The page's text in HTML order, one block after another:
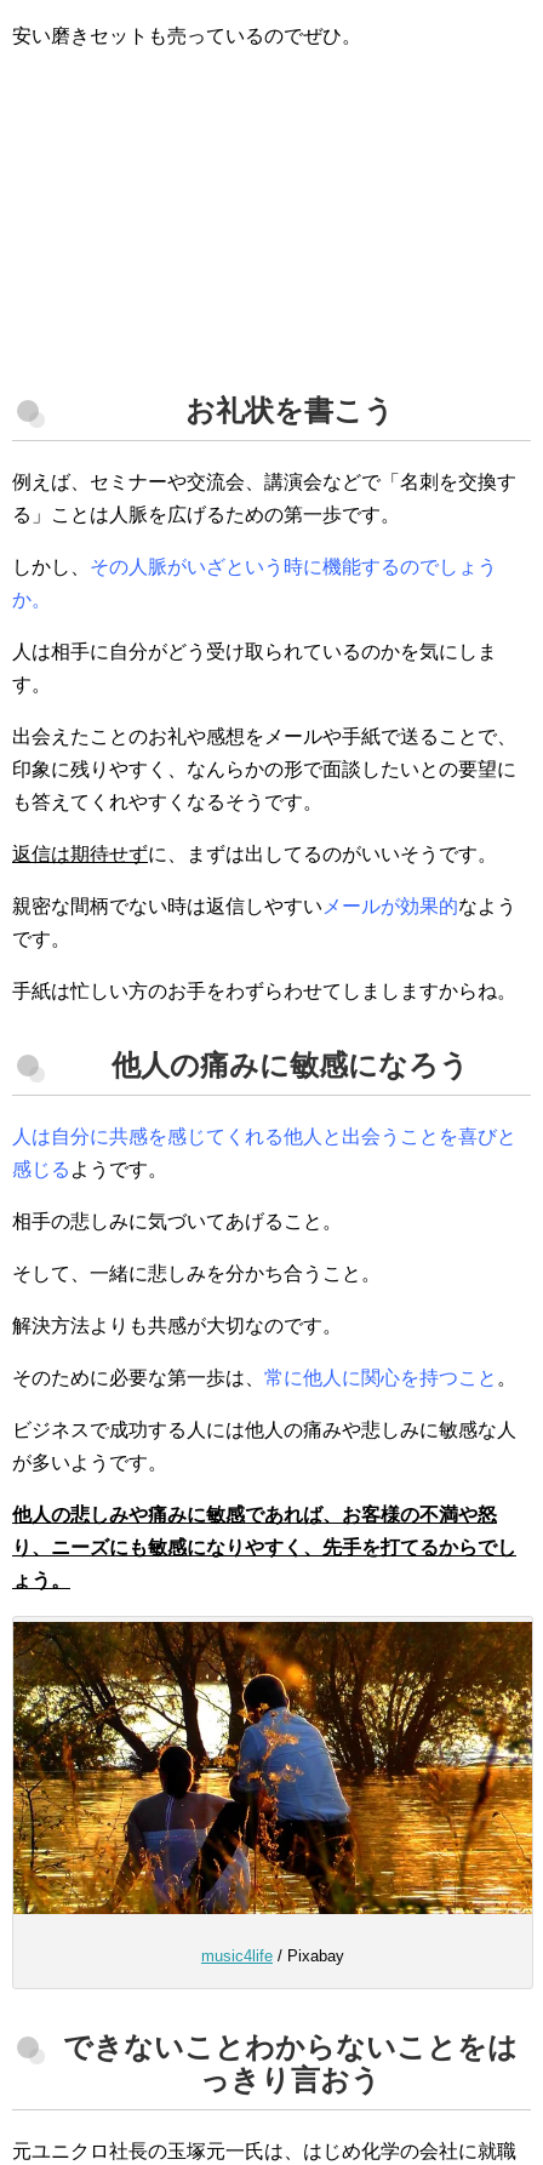
安い磨きセットも売っているのでぜひ。
お礼状を書こう
例えば、セミナーや交流会、講演会などで「名刺を交換す
る」ことは人脈を広げるための第一歩です。
しかし、 その人脈がいざという時に機能するのでしょう
か。
人は相手に自分がどう受け取られているのかを気にしま
す。
出会えたことのお礼や感想をメールや手紙で送ることで、
印象に残りやすく、なんらかの形で面談したいとの要望に
も答えてくれやすくなるそうです。
返信は期待せずに、まずは出してるのがいいそうです。
親密な間柄でない時は返信しやすい メールが効果的なよう
です。
手紙は忙しい方のお手をわずらわせてしましますからね。
他人の痛みに敏感になろう
人は自分に共感を感じてくれる他人と出会うことを喜びと
感じる ようです。
相手の悲しみに気づいてあげること。
そして、一緒に悲しみを分かち合うこと。
解決方法よりも共感が大切なのです。
そのために必要な第一歩は、 常に他人に関心を持つこと 。
ビジネスで成功する人には他人の痛みや悲しみに敏感な人
が多いようです。
他人の悲しみや痛みに敏感であれば、お客様の不満や怒
り、ニーズにも敏感になりやすく、先手を打てるからでし
ょう。
music4life / Pixabay
できないことわからないことをは
っきり言おう
元ユニクロ社長の玉塚元一氏は、はじめ化学の会社に就職